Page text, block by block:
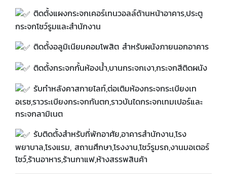
ติดตั้งแผงกระจกเคอร์เทนวอลล์ด้านหน้าอาคาร,ประตู
กระจกโชว์รูมและสำนักงาน
ติดตั้งอลูมิเนียมคอมโพสิต สำหรับผนังภายนอกอาคาร
ติดตั้งกระจกกั้นห้องน้ำ,บานกระจกเงา,กระจกสีติดผนัง
รับทำหลังคาสกายไลท์,ต่อเติมห้องกระจกระเบียงเท
อเรซ,ราวระเบียงกระจกกันตก,ราวบันไดกระจกเทมเปอร์และ
กระจกลามิเนต
รับติดตั้งสำหรับที่พักอาศัย,อาคารสำนักงาน,โรง
พยาบาล,โรงแรม, สถานศึกษา,โรงงาน,โชว์รูมรถ,งานมอเตอร์
โชว์,ร้านอาหาร,ร้านกาแฟ,ห้างสรรพสินค้า